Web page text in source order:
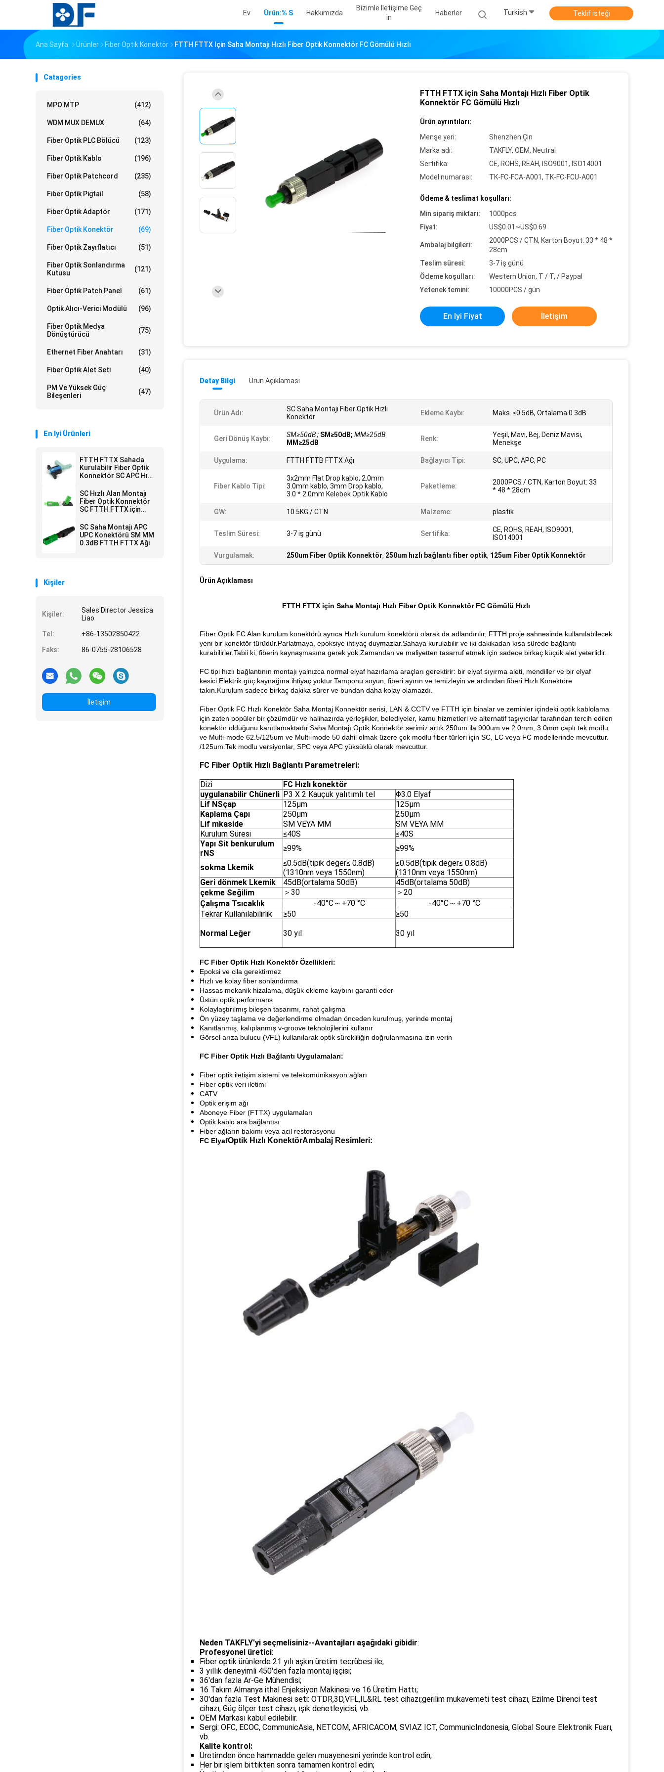
Ev Ürün:% S Hakkımızda
Bizimle Iletişime Geç
In
Haberler Turkish Teklif isteği
Ana Sayfa Ürünler Fiber Optik Konektör FTTH FTTX Için Saha Montajı Hızlı Fiber Optik Konnektör FC Gömülü Hızlı
Catagories
MPO MTP (412)
WDM MUX DEMUX (64)
Fiber Optik PLC Bölücü (123)
Fiber Optik Kablo (196)
Fiber Optik Patchcord (235)
Fiber Optik Pigtail (58)
Fiber Optik Adaptör (171)
Fiber Optik Konektör (69)
Fiber Optik Zayıflatıcı (51)
Fiber Optik Sonlandırma
Kutusu
(121)
Fiber Optik Patch Panel (61)
Optik Alıcı-Verici Modülü (96)
Fiber Optik Medya
Dönüştürücü
(75)
Ethernet Fiber Anahtarı (31)
Fiber Optik Alet Seti (40)
PM Ve Yüksek Güç
Bileşenleri
(47)
En Iyi Ürünleri
FTTH FTTX Sahada
Kurulabilir Fiber Optik
Konnektör SC APC Hızlı
SC Hızlı Alan Montajı
Fiber Optik Konnektör
SC FTTH FTTX için
SC Saha Montajı APC
UPC Konektörü SM MM
0.3dB FTTH FTTX Ağı
Kişiler
Kişiler:
Sales Director Jessica
Liao
Tel:
+86-13502850422
Faks:
86-0755-28106528
İletişim
FTTH FTTX için Saha Montajı Hızlı Fiber Optik
Konnektör FC Gömülü Hızlı
Ürün ayrıntıları:
Menşe yeri:
Shenzhen Çin
Marka adı:
TAKFLY, OEM, Neutral
Sertifika:
CE, ROHS, REAH, ISO9001, ISO14001
Model numarası:
TK-FC-FCA-A001, TK-FC-FCU-A001
Ödeme & teslimat koşulları:
Min sipariş miktarı:
1000pcs
Fiyat:
US$0.01~US$0.69
Ambalaj bilgileri:
2000PCS / CTN, Karton Boyut: 33 * 48 *
28cm
Teslim süresi:
3-7 iş günü
Ödeme koşulları:
Western Union, T / T, / Paypal
Yetenek temini:
10000PCS / gün
En Iyi Fiyat İletişim
Detay Bilgi Ürün Açıklaması
Ürün Adı:
SC Saha Montajı Fiber Optik Hızlı
Konektör
Ekleme Kaybı: Maks. ≤0.5dB, Ortalama 0.3dB
Geri Dönüş Kaybı: SM≥50dB ; SM≥50dB; MM≥25dB
MM≥25dB
Renk:
Yeşil, Mavi, Bej, Deniz Mavisi,
Menekşe
Uygulama: FTTH FTTB FTTX Ağı Bağlayıcı Tipi: SC, UPC, APC, PC
Fiber Kablo Tipi:
3x2mm Flat Drop kablo, 2.0mm
3.0mm kablo, 3mm Drop kablo,
3.0 * 2.0mm Kelebek Optik Kablo
Paketleme:
2000PCS / CTN, Karton Boyut: 33
* 48 * 28cm
GW: 10.5KG / CTN Malzeme: plastik
Teslim Süresi: 3-7 iş günü Sertifika:
CE, ROHS, REAH, ISO9001,
ISO14001
Vurgulamak: 250um Fiber Optik Konnektör, 250um hızlı bağlantı fiber optik, 125um Fiber Optik Konnektör
Ürün Açıklaması
FTTH FTTX için Saha Montajı Hızlı Fiber Optik Konnektör FC Gömülü Hızlı
Fiber Optik FC Alan kurulum konektörü ayrıca Hızlı kurulum konektörü olarak da adlandırılır, FTTH proje sahnesinde kullanılabilecek
yeni bir konektör türüdür.Parlatmaya, epoksiye ihtiyaç duymazlar.Sahaya kurulabilir ve iki dakikadan kısa sürede bağlantı
kurabilirler.Tabii ki, fiberin kaynaşmasına gerek yok.Zamandan ve maliyetten tasarruf etmek için sadece birkaç küçük alet yeterlidir.
FC tipi hızlı bağlantının montajı yalnızca normal elyaf hazırlama araçları gerektirir: bir elyaf sıyırma aleti, mendiller ve bir elyaf
kesici.Elektrik güç kaynağına ihtiyaç yoktur.Tamponu soyun, fiberi ayırın ve temizleyin ve ardından fiberi Hızlı Konektöre
takın.Kurulum sadece birkaç dakika sürer ve bundan daha kolay olamazdı.
Fiber Optik FC Hızlı Konektör Saha Montaj Konnektör serisi, LAN & CCTV ve FTTH için binalar ve zeminler içindeki optik kablolama
için zaten popüler bir çözümdür ve halihazırda yerleşikler, belediyeler, kamu hizmetleri ve alternatif taşıyıcılar tarafından tercih edilen
konektör olduğunu kanıtlamaktadır.Saha Montajı Optik Konnektör serimiz artık 250um ila 900um ve 2.0mm, 3.0mm çaplı tek modlu
ve Multi-mode 62.5/125um ve Multi-mode 50 dahil olmak üzere çok modlu fiber türleri için SC, LC veya FC modellerinde mevcuttur.
/125um.Tek modlu versiyonlar, SPC veya APC yüksüklü olarak mevcuttur.
FC Fiber Optik Hızlı Bağlantı Parametreleri:
Dizi
FC Hızlı konektör
uygulanabilir Chünerli P3 X 2 Kauçuk yalıtımlı tel
Φ3.0 Elyaf
Lif NSçap 125μm
125μm
Kaplama Çapı
250μm
250μm
Lif mkaside SM VEYA MM
SM VEYA MM
Kurulum Süresi
≤40S
≤40S
Yapı Sit benkurulum
rNS
≥99% ≥99%
sokma Lkemik
≤0.5dB(tipik değer≤ 0.8dB)
(1310nm veya 1550nm)
≤0.5dB(tipik değer≤ 0.8dB)
(1310nm veya 1550nm)
Geri dönmek Lkemik 45dB(ortalama 50dB)
45dB(ortalama 50dB)
çekme Seğilim ＞30
＞20
Çalışma Tsıcaklık -40°C～+70 °C
-40°C～+70 °C
Tekrar Kullanılabilirlik
≥50 ≥50
Normal Leğer 30 yıl 30 yıl
FC Fiber Optik Hızlı Konektör Özellikleri:
Epoksi ve cila gerektirmez
Hızlı ve kolay fiber sonlandırma
Hassas mekanik hizalama, düşük ekleme kaybını garanti eder
Üstün optik performans
Kolaylaştırılmış bileşen tasarımı, rahat çalışma
Ön yüzey taşlama ve değerlendirme olmadan önceden kurulmuş, yerinde montaj
Kanıtlanmış, kalıplanmış v-groove teknolojilerini kullanır
Görsel arıza bulucu (VFL) kullanılarak optik sürekliliğin doğrulanmasına izin verin
FC Fiber Optik Hızlı Bağlantı Uygulamaları:
Fiber optik iletişim sistemi ve telekomünikasyon ağları
Fiber optik veri iletimi
CATV
Optik erişim ağı
Aboneye Fiber (FTTX) uygulamaları
Optik kablo ara bağlantısı
Fiber ağların bakımı veya acil restorasyonu
FC ElyafOptik Hızlı KonektörAmbalaj Resimleri:
Neden TAKFLY'yi seçmelisiniz--Avantajları aşağıdaki gibidir:
Profesyonel üretici:
Fiber optik ürünlerde 21 yılı aşkın üretim tecrübesi ile;
3 yıllık deneyimli 450'den fazla montaj işçisi;
36'dan fazla Ar-Ge Mühendisi;
16 Takım Almanya ithal Enjeksiyon Makinesi ve 16 Üretim Hattı;
30'dan fazla Test Makinesi seti: OTDR,3D,VFL,IL&RL test cihazı;gerilim mukavemeti test cihazı, Ezilme Direnci test
cihazı, Güç ölçer test cihazı, ışık denetleyicisi, vb.
OEM Markası kabul edilebilir.
Sergi: OFC, ECOC, CommunicAsia, NETCOM, AFRICACOM, SVIAZ ICT, CommunicIndonesia, Global Soure Elektronik Fuarı,
vb.
Kalite kontrol:
Üretimden önce hammadde gelen muayenesini yerinde kontrol edin;
Her bir işlem bittikten sonra tamamen kontrol edin;